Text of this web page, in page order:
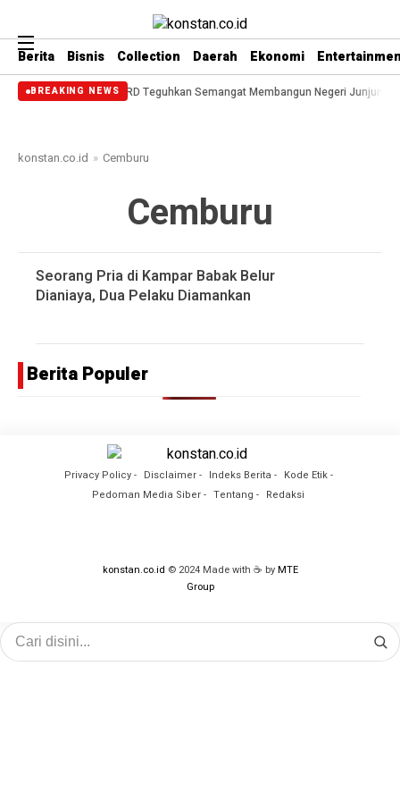
Berita Bisnis Collection Daerah Ekonomi
BREAKING NEWS
Bengkalis, DPRD Teguhkan Semangat Membangun Negeri Junjungan
konstan.co.id » Cemburu
Cemburu
Seorang Pria di Kampar Babak Belur
Dianiaya, Dua Pelaku Diamankan
Berita Populer
Privacy Policy Disclaimer Indeks Berita
Kode Etik
Pedoman Media Siber
Tentang Redaksi
konstan.co.id © 2024 Made with ☕ byMTE
Group